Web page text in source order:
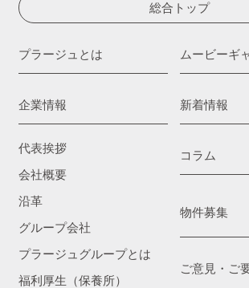
総合トップ
プラージュとは
企業情報
代表挨拶
会社概要
沿革
グループ会社
プラージュグループとは
福利厚生（保養所）
ムービーギ
新着情報
コラム
物件募集
ご意見・ご